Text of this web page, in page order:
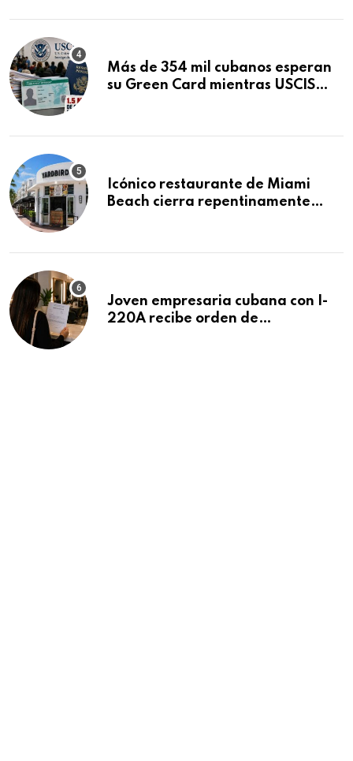
Más de 354 mil cubanos esperan
su Green Card mientras USCIS
Icónico restaurante de Miami
Beach cierra repentinamente
Joven empresaria cubana con I-
220A recibe orden de